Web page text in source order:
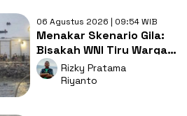
06 Agustus 2026 | 09:54 WIB
Menakar Skenario Gila:
Bisakah WNI Tiru Warga
Maroko yang Kabur
Lewat Laut?
Rizky Pratama
Riyanto